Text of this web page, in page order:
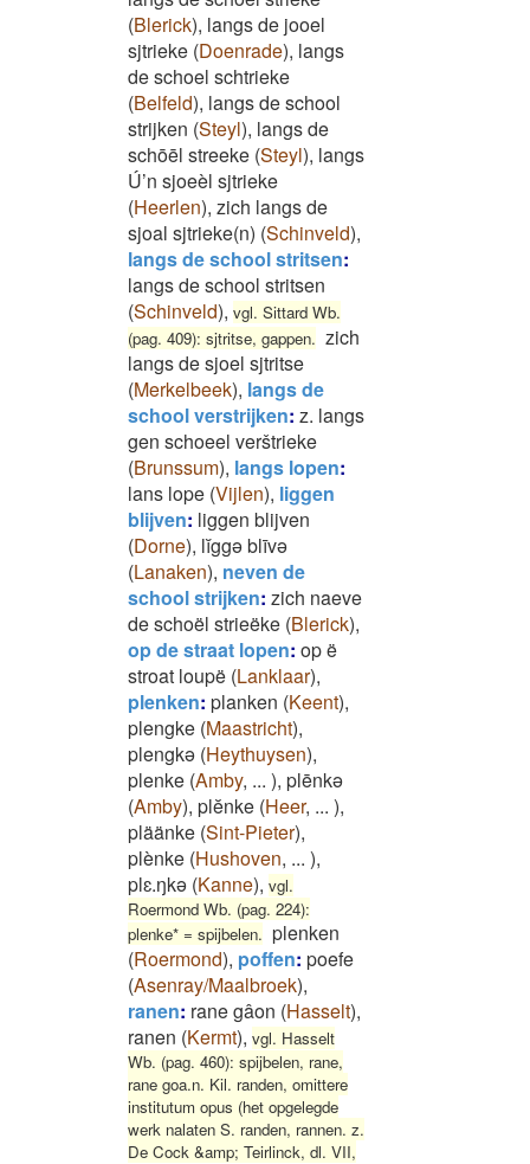
(Blerick), langs de jooel
sjtrieke (Doenrade), langs
de schoel schtrieke
(Belfeld), langs de school
strijken (Steyl), langs de
schōēl streeke (Steyl), langs
Ú’n sjoeèl sjtrieke
(Heerlen), zich langs de
sjoal sjtrieke(n) (Schinveld),
langs de school stritsen:
langs de school stritsen
(Schinveld), vgl. Sittard Wb.
(pag. 409): sjtritse, gappen. zich
langs de sjoel sjtritse
(Merkelbeek), langs de
school verstrijken: z. langs
gen schoeel verštrieke
(Brunssum), langs lopen:
lans lope (Vijlen), liggen
blijven: liggen blijven
(Dorne), lĭggə blīvə
(Lanaken), neven de
school strijken: zich naeve
de schoël strieëke (Blerick),
op de straat lopen: op ë
stroat loupë (Lanklaar),
plenken: planken (Keent),
plengke (Maastricht),
plengkə (Heythuysen),
plenke (Amby, ... ), plēnkə
(Amby), plĕnke (Heer, ... ),
pläänke (Sint-Pieter),
plènke (Hushoven, ... ),
plɛ.ŋkə (Kanne), vgl.
Roermond Wb. (pag. 224):
plenke* = spijbelen. plenken
(Roermond), poffen: poefe
(Asenray/Maalbroek),
ranen: rane gâon (Hasselt),
ranen (Kermt), vgl. Hasselt
Wb. (pag. 460): spijbelen, rane,
rane goa.n. Kil. randen, omittere
institutum opus (het opgelegde
werk nalaten S. randen, rannen. z.
De Cock &amp; Teirlinck, dl. VII,